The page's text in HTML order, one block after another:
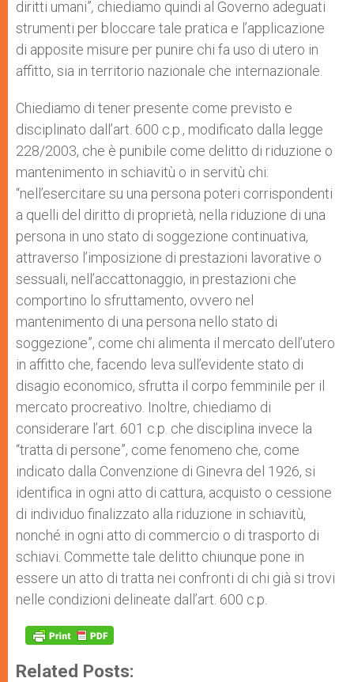
diritti umani”, chiediamo quindi al Governo adeguati
strumenti per bloccare tale pratica e l’applicazione
di apposite misure per punire chi fa uso di utero in
affitto, sia in territorio nazionale che internazionale.
Chiediamo di tener presente come previsto e
disciplinato dall’art. 600 c.p., modificato dalla legge
228/2003, che è punibile come delitto di riduzione o
mantenimento in schiavitù o in servitù chi:
“nell’esercitare su una persona poteri corrispondenti
a quelli del diritto di proprietà, nella riduzione di una
persona in uno stato di soggezione continuativa,
attraverso l’imposizione di prestazioni lavorative o
sessuali, nell’accattonaggio, in prestazioni che
comportino lo sfruttamento, ovvero nel
mantenimento di una persona nello stato di
soggezione”, come chi alimenta il mercato dell’utero
in affitto che, facendo leva sull’evidente stato di
disagio economico, sfrutta il corpo femminile per il
mercato procreativo. Inoltre, chiediamo di
considerare l’art. 601 c.p. che disciplina invece la
“tratta di persone”, come fenomeno che, come
indicato dalla Convenzione di Ginevra del 1926, si
identifica in ogni atto di cattura, acquisto o cessione
di individuo finalizzato alla riduzione in schiavitù,
nonché in ogni atto di commercio o di trasporto di
schiavi. Commette tale delitto chiunque pone in
essere un atto di tratta nei confronti di chi già si trovi
nelle condizioni delineate dall’art. 600 c.p.
Related Posts: